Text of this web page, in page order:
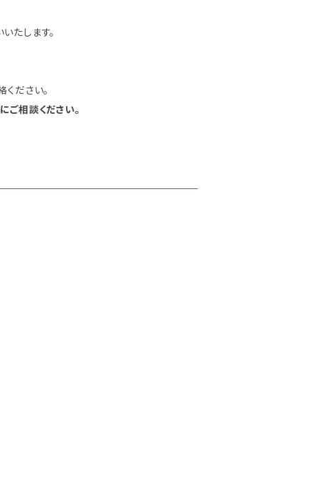
たします。
ださい。
ご相談ください。